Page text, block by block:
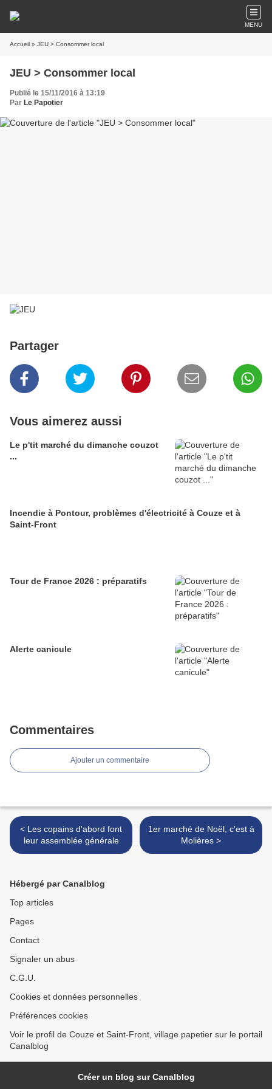
MENU
Accueil » JEU > Consommer local
JEU > Consommer local
Publié le 15/11/2016 à 13:19
Par Le Papotier
Partager
Vous aimerez aussi
Le p'tit marché du dimanche couzot
...
Incendie à Pontour, problèmes d'électricité à Couze et à
Saint-Front
Tour de France 2026 : préparatifs
Alerte canicule
Commentaires
Ajouter un commentaire
< Les copains d'abord font
leur assemblée générale
1er marché de Noël, c'est à
Molières >
Hébergé par Canalblog
Top articles
Pages
Contact
Signaler un abus
C.G.U.
Cookies et données personnelles
Préférences cookies
Voir le profil de Couze et Saint-Front, village papetier sur le portail
Canalblog
Créer un blog sur Canalblog